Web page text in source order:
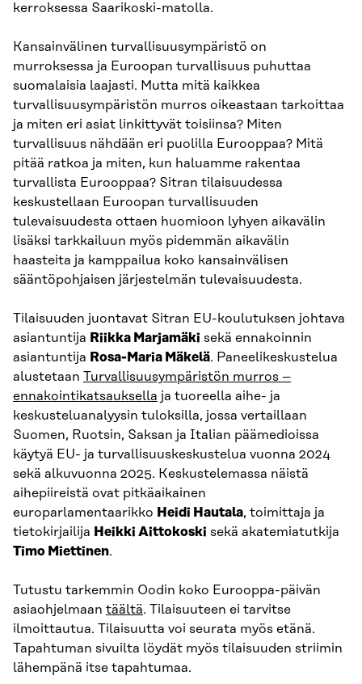
kerroksessa Saarikoski-matolla.
Kansainvälinen turvallisuusympäristö on
murroksessa ja Euroopan turvallisuus puhuttaa
suomalaisia laajasti. Mutta mitä kaikkea
turvallisuusympäristön murros oikeastaan tarkoittaa
ja miten eri asiat linkittyvät toisiinsa? Miten
turvallisuus nähdään eri puolilla Eurooppaa? Mitä
pitää ratkoa ja miten, kun haluamme rakentaa
turvallista Eurooppaa? Sitran tilaisuudessa
keskustellaan Euroopan turvallisuuden
tulevaisuudesta ottaen huomioon lyhyen aikavälin
lisäksi tarkkailuun myös pidemmän aikavälin
haasteita ja kamppailua koko kansainvälisen
sääntöpohjaisen järjestelmän tulevaisuudesta.
Tilaisuuden juontavat Sitran EU-koulutuksen johtava
asiantuntija Riikka Marjamäki sekä ennakoinnin
asiantuntija Rosa-Maria Mäkelä. Paneelikeskustelua
alustetaan Turvallisuusympäristön murros –
ennakointikatsauksella ja tuoreella aihe- ja
keskusteluanalyysin tuloksilla, jossa vertaillaan
Suomen, Ruotsin, Saksan ja Italian päämedioissa
käytyä EU- ja turvallisuuskeskustelua vuonna 2024
sekä alkuvuonna 2025. Keskustelemassa näistä
aihepiireistä ovat pitkäaikainen
europarlamentaarikko Heidi Hautala, toimittaja ja
tietokirjailija Heikki Aittokoski sekä akatemiatutkija
Timo Miettinen.
Tutustu tarkemmin Oodin koko Eurooppa-päivän
asiaohjelmaan täältä. Tilaisuuteen ei tarvitse
ilmoittautua. Tilaisuutta voi seurata myös etänä.
Tapahtuman sivuilta löydät myös tilaisuuden striimin
lähempänä itse tapahtumaa.